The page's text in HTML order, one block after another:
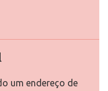
um endereço de